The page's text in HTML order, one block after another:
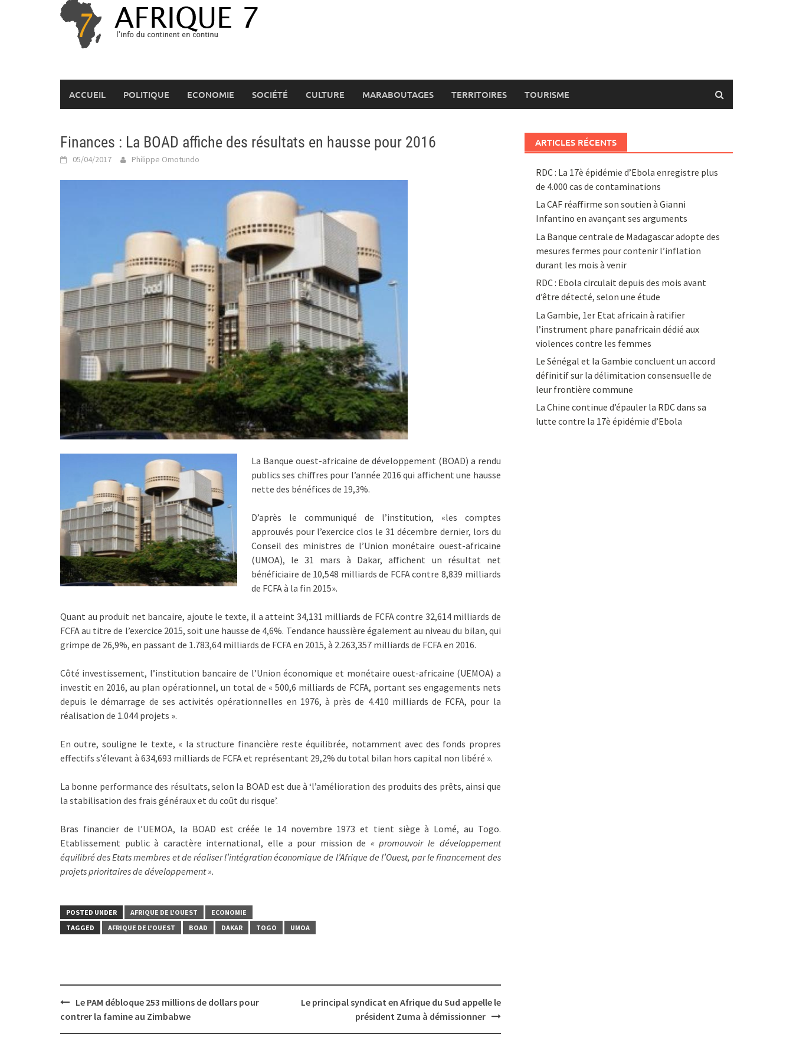
ACCUEIL POLITIQUE ECONOMIE SOCIÉTÉ CULTURE MARABOUTAGES TERRITOIRES TOURISME
Finances : La BOAD affiche des résultats en hausse pour 2016
05/04/2017 Philippe Omotundo
La Banque ouest-africaine de développement (BOAD) a rendu
publics ses chiffres pour l’année 2016 qui affichent une hausse
nette des bénéfices de 19,3%.
D’après le communiqué de l’institution, «les comptes
approuvés pour l’exercice clos le 31 décembre dernier, lors du
Conseil des ministres de l’Union monétaire ouest-africaine
(UMOA), le 31 mars à Dakar, affichent un résultat net
bénéficiaire de 10,548 milliards de FCFA contre 8,839 milliards
de FCFA à la fin 2015».
Quant au produit net bancaire, ajoute le texte, il a atteint 34,131 milliards de FCFA contre 32,614 milliards de
FCFA au titre de l’exercice 2015, soit une hausse de 4,6%. Tendance haussière également au niveau du bilan, qui
grimpe de 26,9%, en passant de 1.783,64 milliards de FCFA en 2015, à 2.263,357 milliards de FCFA en 2016.
Côté investissement, l’institution bancaire de l’Union économique et monétaire ouest-africaine (UEMOA) a
investit en 2016, au plan opérationnel, un total de « 500,6 milliards de FCFA, portant ses engagements nets
depuis le démarrage de ses activités opérationnelles en 1976, à près de 4.410 milliards de FCFA, pour la
réalisation de 1.044 projets ».
En outre, souligne le texte, « la structure financière reste équilibrée, notamment avec des fonds propres
effectifs s’élevant à 634,693 milliards de FCFA et représentant 29,2% du total bilan hors capital non libéré ».
La bonne performance des résultats, selon la BOAD est due à ‘l’amélioration des produits des prêts, ainsi que
la stabilisation des frais généraux et du coût du risque’.
Bras financier de l’UEMOA, la BOAD est créée le 14 novembre 1973 et tient siège à Lomé, au Togo.
Etablissement public à caractère international, elle a pour mission de « promouvoir le développement
équilibré des Etats membres et de réaliser l’intégration économique de l’Afrique de l’Ouest, par le financement des
projets prioritaires de développement ».
POSTED UNDER AFRIQUE DE L'OUEST
ECONOMIE
TAGGED
AFRIQUE DE L'OUEST BOAD DAKAR TOGO UMOA
Post
navigation
Le PAM débloque 253 millions de dollars pour
contrer la famine au Zimbabwe
Le principal syndicat en Afrique du Sud appelle le
président Zuma à démissionner
ARTICLES RÉCENTS
RDC : La 17è épidémie d’Ebola enregistre plus
de 4.000 cas de contaminations
La CAF réaffirme son soutien à Gianni
Infantino en avançant ses arguments
La Banque centrale de Madagascar adopte des
mesures fermes pour contenir l’inflation
durant les mois à venir
RDC : Ebola circulait depuis des mois avant
d’être détecté, selon une étude
La Gambie, 1er Etat africain à ratifier
l’instrument phare panafricain dédié aux
violences contre les femmes
Le Sénégal et la Gambie concluent un accord
définitif sur la délimitation consensuelle de
leur frontière commune
La Chine continue d’épauler la RDC dans sa
lutte contre la 17è épidémie d’Ebola